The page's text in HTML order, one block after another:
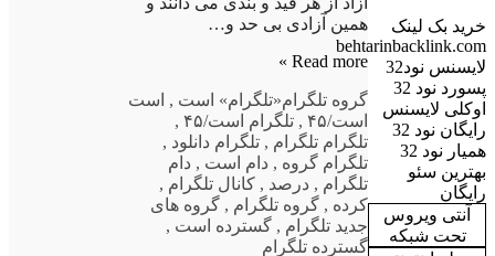
خرید بک لینک
behtarinbacklink.com
لایسنس نود32
پسورد نود 32
اوکلی لایسنس
رایگان نود 32
همیار نود 32
بهترین سئو
رایگان
آنتی ویروس
تحت شبکه
همین آزادی بی حد و…
Read more »
گروه تلگرام«تلگرام» است , است
است/۴۵
, تلگرام است/۴۵
,
تلگرام تلگرام , تلگرام دانلود ,
تلگرام گروه , دام است , دام
تلگرام , درصد , کانال تلگرام ,
کرده , گروه تلگرام , گروه های
جدید تلگرام , گسترده است ,
گسترده تلگرام